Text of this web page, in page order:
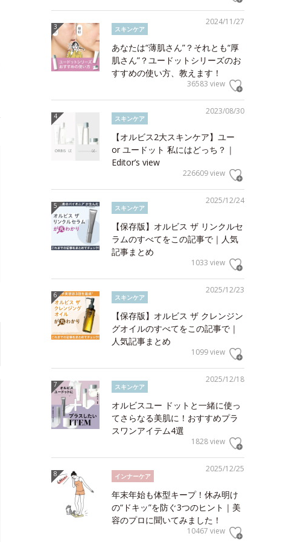
2024/11/27
スキンケア
あなたは“薄肌さん”？それとも“厚
肌さん”？ユードットシリーズのお
すすめの使い方、教えます！
36583 view
2023/08/30
スキンケア
【オルビス2大スキンケア】ユー
or ユードット 私にはどっち？｜
Editor’s view
226609 view
2025/12/24
スキンケア
【保存版】オルビス ザ リンクルセ
ラムのすべてをこの記事で｜人気
記事まとめ
1033 view
2025/12/23
スキンケア
【保存版】オルビス ザ クレンジン
グオイルのすべてをこの記事で｜
人気記事まとめ
1099 view
2025/12/18
スキンケア
オルビスユー ドットと一緒に使っ
てさらなる美肌に！おすすめプラ
スワンアイテム4選
1828 view
2025/12/25
インナーケア
年末年始も体型キープ！休み明け
の“ドキッ”を防ぐ3つのヒント｜美
容のプロに聞いてみました！
10467 view